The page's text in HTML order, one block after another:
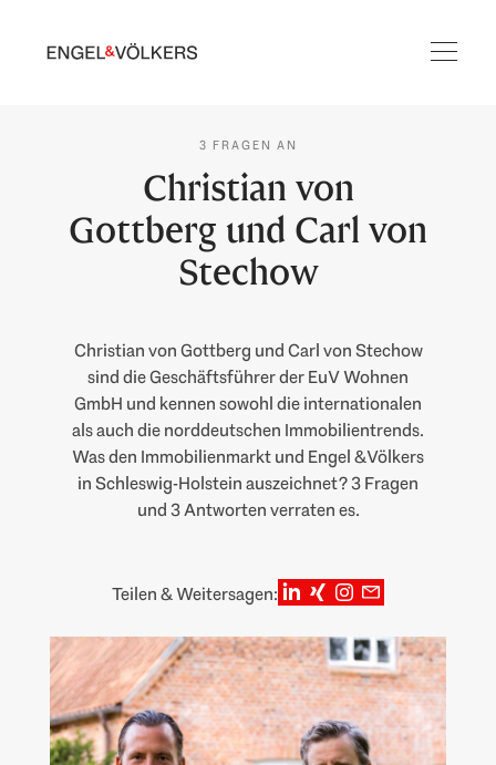
3 FRAGEN AN
Christian von
Gottberg und Carl von
Stechow
Christian von Gottberg und Carl von Stechow
sind die Geschäftsführer der EuV Wohnen
GmbH und kennen sowohl die internationalen
als auch die norddeutschen Immobilientrends.
Was den Immobilienmarkt und Engel & Völkers
in Schleswig-Holstein auszeichnet? 3 Fragen
und 3 Antworten verraten es.
Teilen & Weitersagen: